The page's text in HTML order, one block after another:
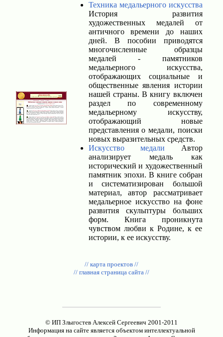
Техника медальерного искусства
История развития
художественных медалей от
античного времени до наших
дней. В пособии приводятся
многочисленные образцы
медалей - памятников
медальерного искусства,
отображающих социальные и
общественные явления истории
нашей страны. В книгу включен
раздел по современному
медальерному искусству,
отображающий новые
представления о медали, поиски
новых выразительных средств.
Искусство медали Автор
анализирует медаль как
исторический и художественный
памятник эпохи. В книге собран
и систематизирован большой
материал, автор рассматривает
медальерное искусство на фоне
развития скульптуры больших
форм. Книга проникнута
чувством любви к Родине, к ее
истории, к ее искусству.
// карта проектов //
// главная страница сайта //
© ИП Злыгостев Алексей Сергеевич 2001-2011
Информация на сайте является объектом интеллектуальной